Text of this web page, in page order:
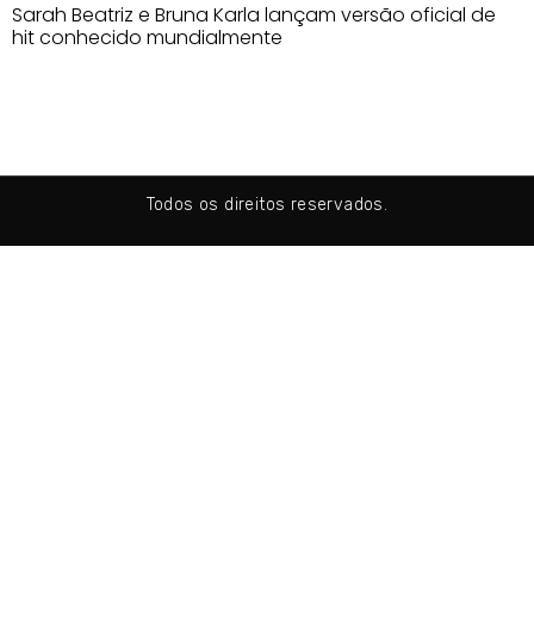
Sarah Beatriz e Bruna Karla lançam versão oficial de
hit conhecido mundialmente
Todos os direitos reservados.